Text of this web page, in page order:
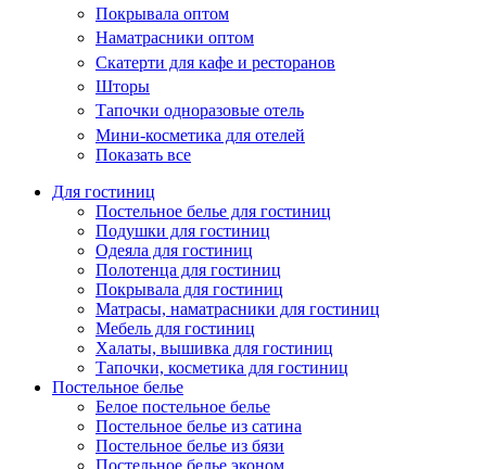
Покрывала оптом
Наматрасники оптом
Скатерти для кафе и ресторанов
Шторы
Тапочки одноразовые отель
Мини-косметика для отелей
Показать все
Для гостиниц
Постельное белье для гостиниц
Подушки для гостиниц
Одеяла для гостиниц
Полотенца для гостиниц
Покрывала для гостиниц
Матрасы, наматрасники для гостиниц
Мебель для гостиниц
Халаты, вышивка для гостиниц
Тапочки, косметика для гостиниц
Постельное белье
Белое постельное белье
Постельное белье из сатина
Постельное белье из бязи
Постельное белье эконом